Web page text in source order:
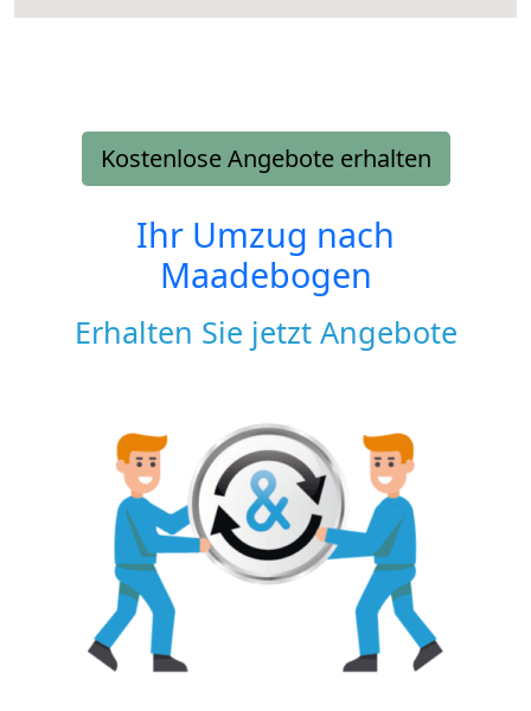
Kostenlose Angebote erhalten
Ihr Umzug nach
Maadebogen
Erhalten Sie jetzt Angebote